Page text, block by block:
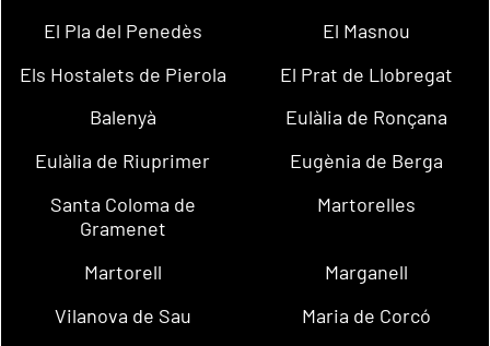
El Pla del Penedès
El Masnou
Els Hostalets de Pierola
El Prat de Llobregat
Balenyà
Eulàlia de Ronçana
Eulàlia de Riuprimer
Eugènia de Berga
Santa Coloma de
Gramenet
Martorelles
Martorell
Marganell
Vilanova de Sau
Maria de Corcó